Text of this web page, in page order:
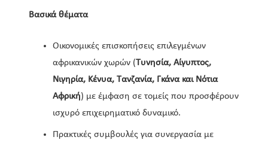
Βασικά θέματα
Οικονομικές επισκοπήσεις επιλεγμένων
αφρικανικών χωρών (Τυνησία, Αίγυπτος,
Νιγηρία, Κένυα, Τανζανία, Γκάνα και Νότια
Αφρική) με έμφαση σε τομείς που προσφέρουν
ισχυρό επιχειρηματικό δυναμικό.
Πρακτικές συμβουλές για συνεργασία με